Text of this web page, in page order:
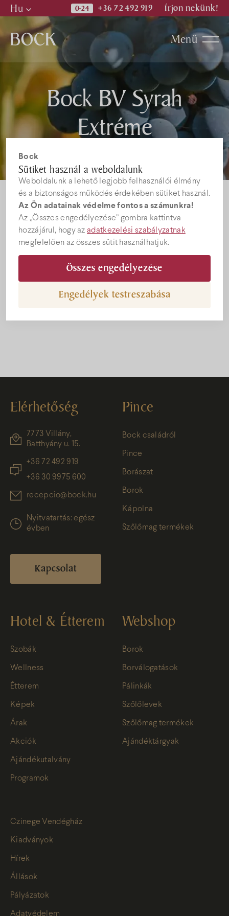
Bock
Sütiket használ a weboldalunk
Weboldalunk a lehető legjobb felhasználói élmény
és a biztonságos működés érdekében sütiket használ.
Az Ön adatainak védelme fontos a számunkra!
Az „Összes engedélyezése” gombra kattintva
hozzájárul, hogy azadatkezelési szabályzatnak
megfelelően az összes sütit használhatjuk.
Összes engedélyezése
Engedélyek testreszabása
En
Hu +36 72 492 919 Írjon nekünk!
Menü
Bock BV Syrah
Extréme
Elérhetőség
7773 Villány,
Batthyány u. 15.
+36 72 492 919
+36 30 9975 600
recepcio@bock.hu
Nyitvatartás: egész
évben
Kapcsolat
Pince
Bock családról
Pince
Borászat
Borok
Kápolna
Szőlőmag termékek
Hotel & Étterem
Szobák
Wellness
Étterem
Képek
Árak
Akciók
Ajándékutalvány
Programok
Webshop
Borok
Borválogatások
Pálinkák
Szőlőlevek
Szőlőmag termékek
Ajándéktárgyak
Czinege Vendégház
Kiadványok
Hírek
Állások
Pályázatok
Adatvédelem
Programok
Kiadványok
Hírek
Állásajánlatok